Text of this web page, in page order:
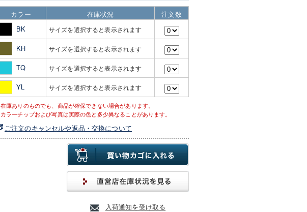
カラー 在庫状況
注文数
BK
サイズを選択すると表示されます
KH サイズを選択すると表示されます
TQ サイズを選択すると表示されます
YL サイズを選択すると表示されます
在庫ありのものでも、商品が確保できない場合があります。
カラーチップおよび写真は実際の色と多少異なることがあります。
ご注文のキャンセルや返品・交換について
入荷通知を受け取る